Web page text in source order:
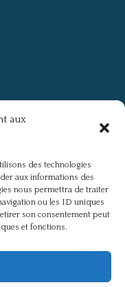
aux
des technologies
aux informations des
nous permettra de traiter
ou les ID uniques
son consentement peut
et fonctions.
(750)